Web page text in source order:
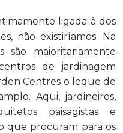
ligada à dos
não existiríamos. Na
são maioritariamente
de jardinagem
Centres o leque de
Aqui, jardineiros,
paisagistas e
que procuram para os